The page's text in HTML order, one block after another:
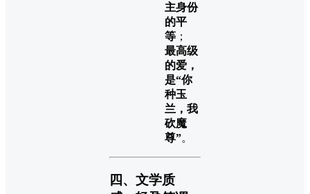
主身份
的平
等 ；
最高级
的爱，
是“你
种玉
兰，我
砍魔
尊”。
四、文学质